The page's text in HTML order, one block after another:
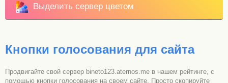
Выделить сервер цветом
Кнопки голосования для сайта
Продвигайте свой сервер bineto123.aternos.me в нашем рейтинге, с
помощью кнопки голосования на своем сайте. Просто скопируйте